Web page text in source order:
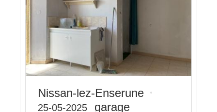
Nissan-lez-Enserune
25-05-2025 garage